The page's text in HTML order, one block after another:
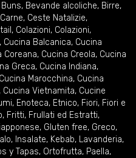
, Bevande alcoliche, Birre,
Carne, Ceste Natalizie,
, Colazioni, Colazioni,
, Cucina Balcanica, Cucina
Coreana, Cucina Creola, Cucina
Greca, Cucina Indiana,
Cucina Marocchina, Cucina
, Cucina Vietnamita, Cucine
, Enoteca, Etnico, Fiori, Fiori e
, Fritti, Frullati ed Estratti,
, Gluten free, Greco,
, Insalate, Kebab, Lavanderia,
y Tapas, Ortofrutta, Paella,